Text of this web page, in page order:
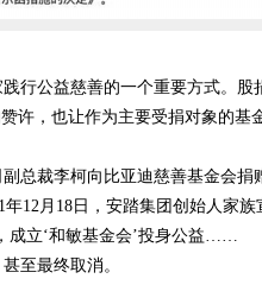
行公益慈善的一个重要方式。股
许，也让作为主要受捐对象的基
总裁李柯向比亚迪慈善基金会捐
年12月18日，安踏集团创始人家族
成立‘和敏基金会’投身公益……
至最终取消。